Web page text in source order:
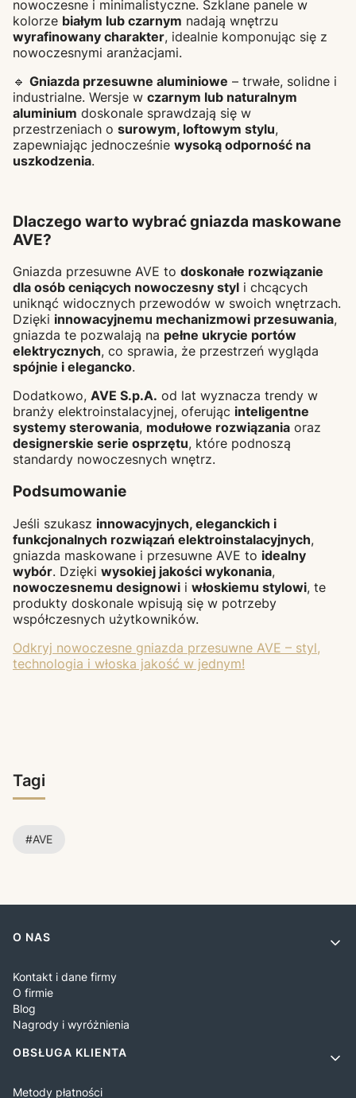
nowoczesne i minimalistyczne. Szklane panele w
kolorze białym lub czarnym nadają wnętrzu
wyrafinowany charakter, idealnie komponując się z
nowoczesnymi aranżacjami.
🔹 Gniazda przesuwne aluminiowe – trwałe, solidne i
industrialne. Wersje w czarnym lub naturalnym
aluminium doskonale sprawdzają się w
przestrzeniach o surowym, loftowym stylu,
zapewniając jednocześnie wysoką odporność na
uszkodzenia.
Dlaczego warto wybrać gniazda maskowane
AVE?
Gniazda przesuwne AVE to doskonałe rozwiązanie
dla osób ceniących nowoczesny styl i chcących
uniknąć widocznych przewodów w swoich wnętrzach.
Dzięki innowacyjnemu mechanizmowi przesuwania,
gniazda te pozwalają na pełne ukrycie portów
elektrycznych, co sprawia, że przestrzeń wygląda
spójnie i elegancko.
Dodatkowo, AVE S.p.A. od lat wyznacza trendy w
branży elektroinstalacyjnej, oferując inteligentne
systemy sterowania, modułowe rozwiązania oraz
designerskie serie osprzętu, które podnoszą
standardy nowoczesnych wnętrz.
Podsumowanie
Jeśli szukasz innowacyjnych, eleganckich i
funkcjonalnych rozwiązań elektroinstalacyjnych,
gniazda maskowane i przesuwne AVE to idealny
wybór. Dzięki wysokiej jakości wykonania,
nowoczesnemu designowi i włoskiemu stylowi, te
produkty doskonale wpisują się w potrzeby
współczesnych użytkowników.
Odkryj nowoczesne gniazda przesuwne AVE – styl,
technologia i włoska jakość w jednym!
Tagi
#AVE
Linki w stopce
O NAS
Kontakt i dane firmy
O firmie
Blog
Nagrody i wyróżnienia
OBSŁUGA KLIENTA
Metody płatności